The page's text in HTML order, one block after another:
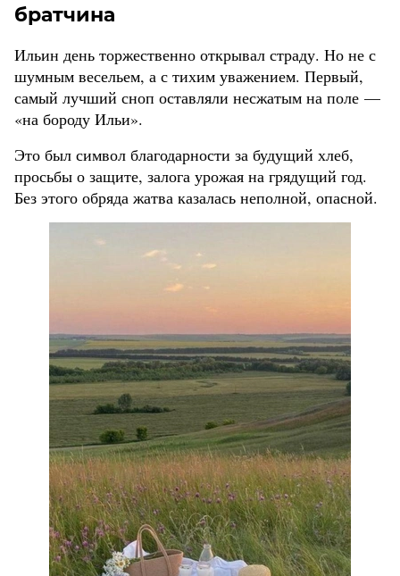
братчина
Ильин день торжественно открывал страду. Но не с
шумным весельем, а с тихим уважением. Первый,
самый лучший сноп оставляли несжатым на поле —
«на бороду Ильи».
Это был символ благодарности за будущий хлеб,
просьбы о защите, залога урожая на грядущий год.
Без этого обряда жатва казалась неполной, опасной.